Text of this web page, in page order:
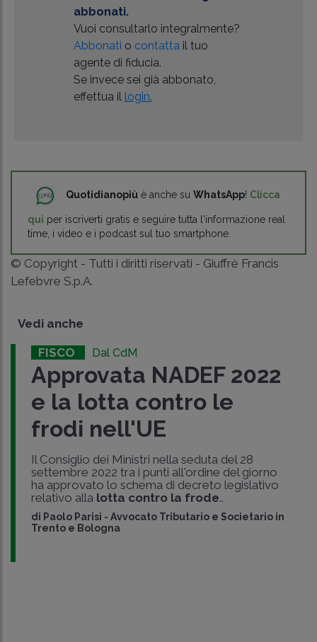
abbonati.
Vuoi consultarlo integralmente?
Abbonati o contattail tuo
agente di fiducia.
Se invece sei già abbonato,
effettua il login.
Quotidianopiù è anche su WhatsApp! Clicca
qui per iscriverti gratis e seguire tutta l'informazione real
time, i video e i podcast sul tuo smartphone.
© Copyright - Tutti i diritti riservati - Giuffrè Francis
Lefebvre S.p.A.
Vedi anche
FISCO Dal CdM
Approvata NADEF 2022
e la lotta contro le
frodi nell'UE
Il Consiglio dei Ministri nella seduta del 28
settembre 2022 tra i punti all'ordine del giorno
ha approvato lo schema di decreto legislativo
relativo alla lotta contro la frode..
di Paolo Parisi - Avvocato Tributario e Societario in
Trento e Bologna